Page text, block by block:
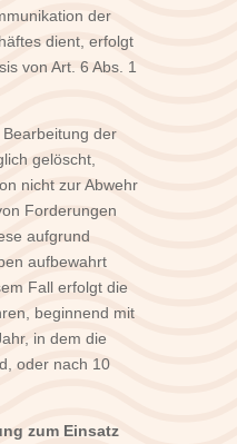
der
dient, erfolgt
von Art. 6 Abs. 1
der
gelöscht,
nicht zur Abwehr
Forderungen
aufgrund
aufbewahrt
Fall erfolgt die
beginnend mit
in dem die
oder nach 10
zum Einsatz